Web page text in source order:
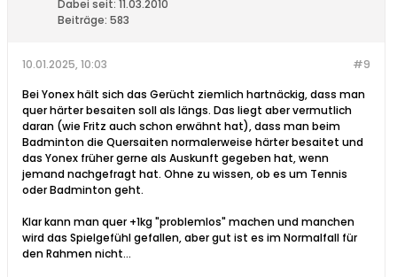
Dabei seit: 11.03.2010
Beiträge: 583
#9
10.01.2025, 10:03
Bei Yonex hält sich das Gerücht ziemlich hartnäckig, dass man
quer härter besaiten soll als längs. Das liegt aber vermutlich
daran (wie Fritz auch schon erwähnt hat), dass man beim
Badminton die Quersaiten normalerweise härter besaitet und
das Yonex früher gerne als Auskunft gegeben hat, wenn
jemand nachgefragt hat. Ohne zu wissen, ob es um Tennis
oder Badminton geht.
Klar kann man quer +1kg "problemlos" machen und manchen
wird das Spielgefühl gefallen, aber gut ist es im Normalfall für
den Rahmen nicht...